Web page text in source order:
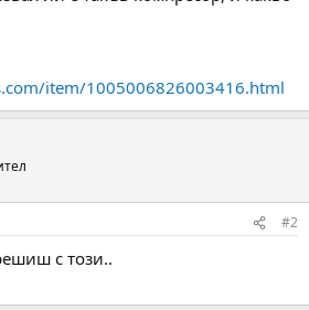
item/1005006826003416.html
#2
с този..